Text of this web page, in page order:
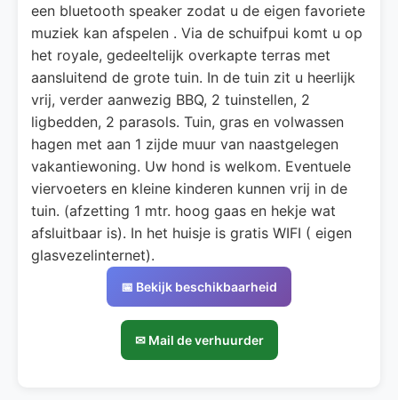
een bluetooth speaker zodat u de eigen favoriete
muziek kan afspelen . Via de schuifpui komt u op
het royale, gedeeltelijk overkapte terras met
aansluitend de grote tuin. In de tuin zit u heerlijk
vrij, verder aanwezig BBQ, 2 tuinstellen, 2
ligbedden, 2 parasols. Tuin, gras en volwassen
hagen met aan 1 zijde muur van naastgelegen
vakantiewoning. Uw hond is welkom. Eventuele
viervoeters en kleine kinderen kunnen vrij in de
tuin. (afzetting 1 mtr. hoog gaas en hekje wat
afsluitbaar is). In het huisje is gratis WIFI ( eigen
glasvezelinternet).
📅 Bekijk beschikbaarheid
✉ Mail de verhuurder